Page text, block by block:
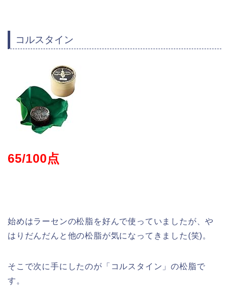
コルスタイン
65/100点
始めはラーセンの松脂を好んで使っていましたが、や
はりだんだんと他の松脂が気になってきました(笑)。
そこで次に手にしたのが「コルスタイン」の松脂で
す。